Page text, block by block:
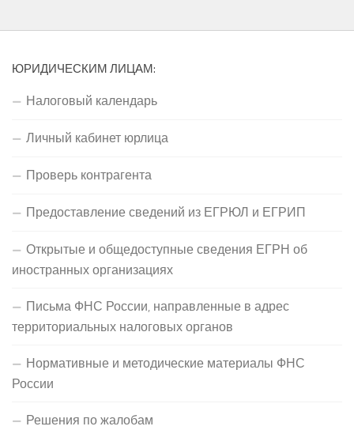
ЮРИДИЧЕСКИМ ЛИЦАМ:
Налоговый календарь
Личный кабинет юрлица
Проверь контрагента
Предоставление сведений из ЕГРЮЛ и ЕГРИП
Открытые и общедоступные сведения ЕГРН об
иностранных организациях
Письма ФНС России, направленные в адрес
территориальных налоговых органов
Нормативные и методические материалы ФНС
России
Решения по жалобам